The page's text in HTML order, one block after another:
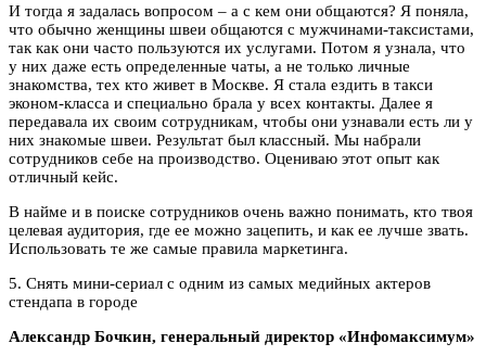
И тогда я задалась вопросом – а с кем они общаются? Я поняла,
что обычно женщины швеи общаются с мужчинами-таксистами,
так как они часто пользуются их услугами. Потом я узнала, что
у них даже есть определенные чаты, а не только личные
знакомства, тех кто живет в Москве. Я стала ездить в такси
эконом-класса и специально брала у всех контакты. Далее я
передавала их своим сотрудникам, чтобы они узнавали есть ли у
них знакомые швеи. Результат был классный. Мы набрали
сотрудников себе на производство. Оцениваю этот опыт как
отличный кейс.
В найме и в поиске сотрудников очень важно понимать, кто твоя
целевая аудитория, где ее можно зацепить, и как ее лучше звать.
Использовать те же самые правила маркетинга.
5. Снять мини-сериал с одним из самых медийных актеров
стендапа в городе
Александр Бочкин, генеральный директор «Инфомаксимум»